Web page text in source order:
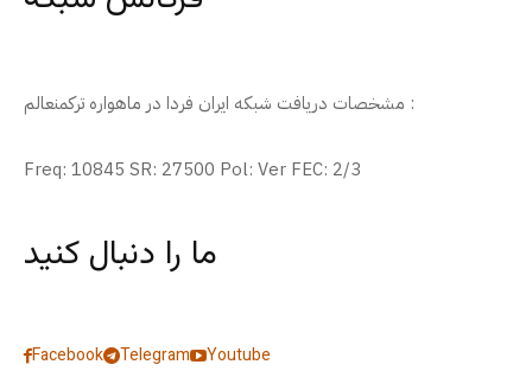
مشخصات دریافت شبکه ایران فردا در ماهواره ترکمنعالم :
Freq: 10845 SR: 27500 Pol: Ver FEC: 2/3
ما را دنبال کنید
Facebook Telegram
Youtube